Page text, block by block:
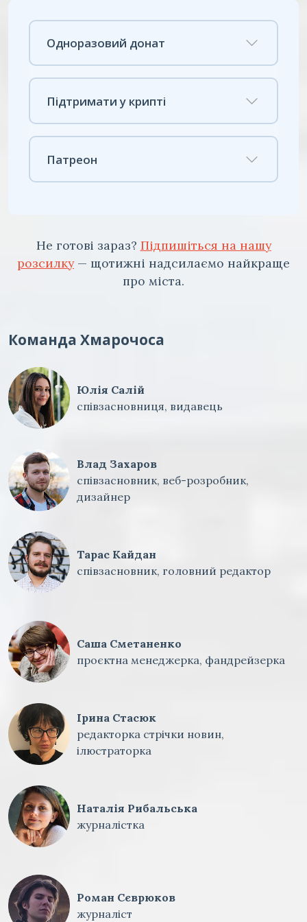
Одноразовий донат
Підтримати у крипті
Патреон
Не готові зараз? Підпишіться на нашу
розсилку— щотижні надсилаємо найкраще
про міста.
Команда Хмарочоса
Юлія Салій
співзасновниця, видавець
Влад Захаров
співзасновник, веб-розробник,
дизайнер
Тарас Кайдан
співзасновник, головний редактор
Саша Сметаненко
проєктна менеджерка, фандрейзерка
Ірина Стасюк
редакторка стрічки новин,
ілюстраторка
Наталія Рибальська
журналістка
Роман Сєврюков
журналіст